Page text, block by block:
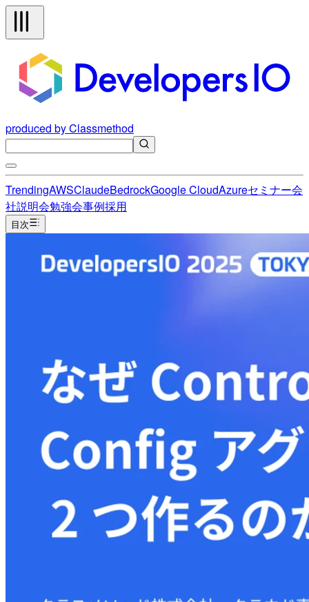
produced by Classmethod
TrendingAWSClaudeBedrockGoogle CloudAzureセミナー会
社説明会勉強会事例採用
目次